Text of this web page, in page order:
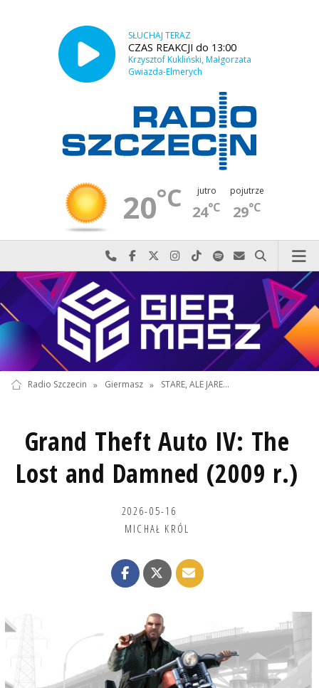
SŁUCHAJ TERAZ
CZAS REAKCJI do 13:00
Krzysztof Kukliński, Małgorzata
Gwiazda-Elmerych
20°C jutro
24°C
pojutrze
29°C
Najlepiej po prostu do nas zadzwoń
Odwiedź nas na Facebook-u
Odwiedź nas na X
Odwiedź nas na Instagram-ie
Odwiedź nas na TikTok-u
Szukaj nas na Spotify
Wyślij do nas
Szukaj
Radio Szczecin » Giermasz » STARE, ALE JARE...
Grand Theft Auto IV: The
Lost and Damned (2009 r.)
2026-05-16
MICHAŁ KRÓL